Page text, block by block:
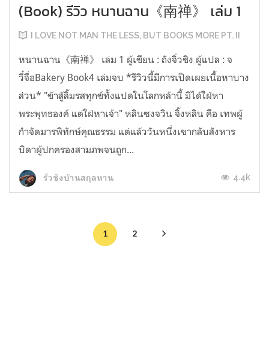
(Book) รีวิว หนานฉาน《南禅》 เล่ม 1
I LOVE NOT MAN THE LESS, BUT BOOKS MORE PT. II
หนานฉาน《南禅》 เล่ม 1 ผู้เขียน : ถังจิ่วชิง ผู้แปล : จ
วี๋จื่อBakery Book4 เล่มจบ *รีวิวนี้มีการเปิดเผยเนื้อหาบาง
ส่วน* "ข้าสู้ลิ้มรสทุกข์ทั้งแปดในโลกหล้านี้ มิได้ใฝ่หา
พระพุทธองค์ แต่ใฝ่หาเจ้า" หลินซงจวิน จิ้งหลิน คือ เทพผู้
กำจัดมารพิทักษ์คุณธรรม แต่แล้ววันหนึ่งเขากลับสังหาร
บิดาผู้ปกครองสามภพจนถูก...
รั่วชิงบ้านสกุลหาน 4.4k
1 2